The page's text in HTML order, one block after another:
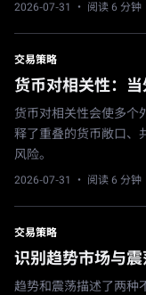
2026-07-31 · 阅读 6 分钟
交易策略
货币对相关性：
货币对相关性会使多个
释了重叠的货币敞口、
风险。
2026-07-31 · 阅读 6 分钟
交易策略
识别趋势市场与
趋势和震荡描述了两种